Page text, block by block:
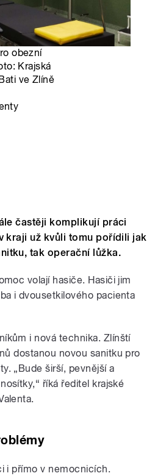
obezní
Krajská
ve Zlíně
častěji komplikují práci
kraji už kvůli tomu pořídili jak
tak operační lůžka.
volají hasiče. Hasiči jim
i dvousetkilového pacienta
i nová technika. Zlínští
dostanou novou sanitku pro
„Bude širší, pevnější a
říká ředitel krajské
i přímo v nemocnicích.